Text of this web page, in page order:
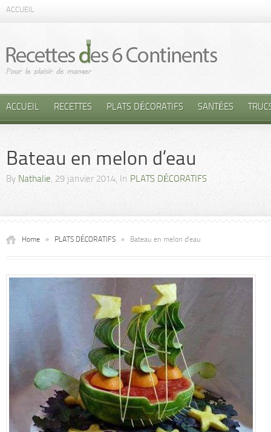
ACCUEIL
ACCUEIL RECETTES PLATS DÉCORATIFS SANTÉES
Bateau en melon d’eau
By Nathalie, 29 janvier 2014, In PLATS DÉCORATIFS
Home » PLATS DÉCORATIFS » Bateau en melon d’eau